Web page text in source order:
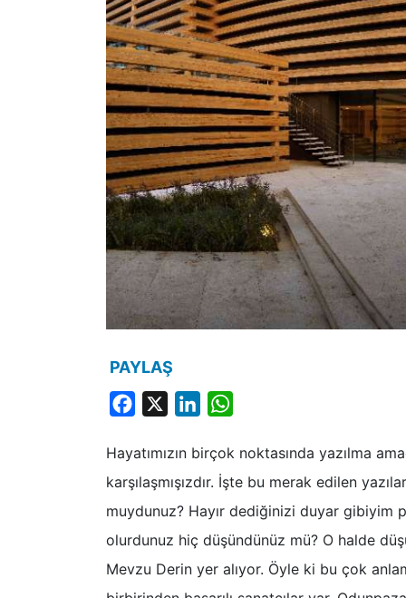
PAYLAŞ
Facebook LinkedIn
Hayatımızın birçok noktasında yazılma
karşılaşmışızdır. İşte bu merak edilen
muydunuz? Hayır dediğinizi duyar gibiyim
olurdunuz hiç düşündünüz mü? O halde
Mevzu Derin yer alıyor. Öyle ki bu çok